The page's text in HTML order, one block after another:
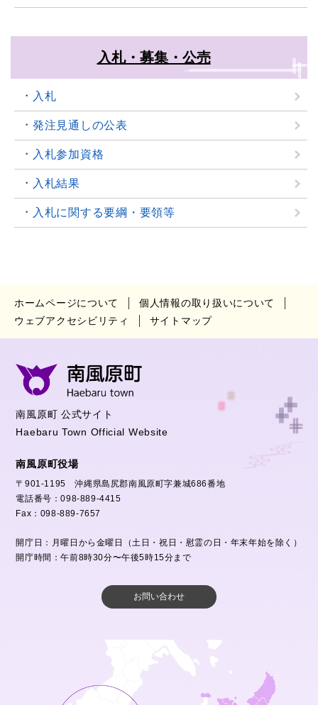
入札・募集・公売
入札
発注見通しの公表
入札参加資格
入札結果
入札に関する要綱・要領等
ホームページについて
個人情報の取り扱いについて
ウェブアクセシビリティ
サイトマップ
南風原町 公式サイト
Haebaru Town Official Website
南風原町役場
〒901-1195 沖縄県島尻郡南風原町字兼城686番地
電話番号：098-889-4415
Fax：098-889-7657
開庁日：月曜日から金曜日（土日・祝日・慰霊の日・年末年始を除く）
開庁時間：午前8時30分〜午後5時15分まで
お問い合わせ